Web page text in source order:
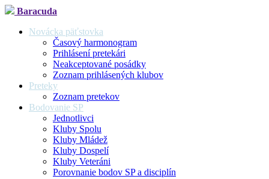
Baracuda
Novácka päťstovka
Časový harmonogram
Prihlásení pretekári
Neakceptované posádky
Zoznam prihlásených klubov
Preteky
Zoznam pretekov
Bodovanie SP
Jednotlivci
Kluby Spolu
Kluby Mládež
Kluby Dospelí
Kluby Veteráni
Porovnanie bodov SP a disciplín